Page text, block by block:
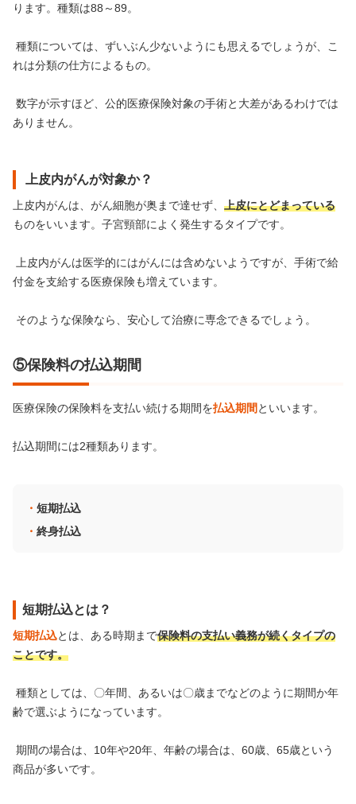
ります。種類は88～89。
種類については、ずいぶん少ないようにも思えるでしょうが、こ
れは分類の仕方によるもの。
数字が示すほど、公的医療保険対象の手術と大差があるわけでは
ありません。
上皮内がんが対象か？
上皮内がんは、がん細胞が奥まで達せず、 上皮にとどまっている
ものをいいます。子宮頸部によく発生するタイプです。
上皮内がんは医学的にはがんには含めないようですが、手術で給
付金を支給する医療保険も増えています。
そのような保険なら、安心して治療に専念できるでしょう。
⑤保険料の払込期間
医療保険の保険料を支払い続ける期間を払込期間 といいます。
払込期間には2種類あります。
短期払込
終身払込
短期払込とは？
短期払込とは、ある時期まで保険料の支払い義務が続くタイプの
ことです。
種類としては、〇年間、あるいは〇歳までなどのように期間か年
齢で選ぶようになっています。
期間の場合は、10年や20年、年齢の場合は、60歳、65歳という
商品が多いです。